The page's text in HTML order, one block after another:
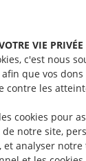
VIE
c'est nous
que vos
contre les
cookies pour
notre site,
analyser notre